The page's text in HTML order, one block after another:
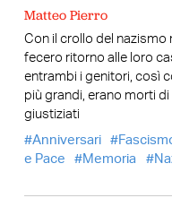
Matteo Pierro
Con il crollo del
fecero ritorno alle loro
entrambi i genitori, così
più grandi, erano morti
giustiziati
Anniversari
e Pace
Memoria